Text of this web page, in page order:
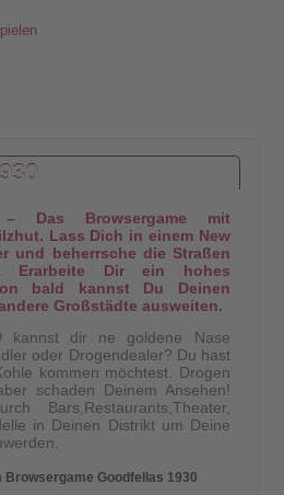
– Das Browsergame mit
Lass Dich in einem New
und beherrsche die Straßen
Erarbeite Dir ein hohes
bald kannst Du Deinen
Großstädte ausweiten.
kannst dir ne goldene Nase
oder Drogendealer? Du hast
kommen möchtest. Drogen
schaden Deinem Ansehen!
Bars,Restaurants,Theater,
in Deinen Distrikt um Deine
Browsergame Goodfellas 1930